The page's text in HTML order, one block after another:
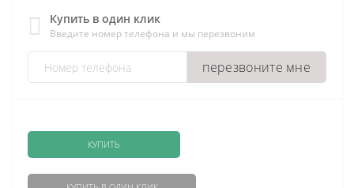
Купить в один клик
Введите номер телефона и мы перезвоним
перезвоните мне
КУПИТЬ